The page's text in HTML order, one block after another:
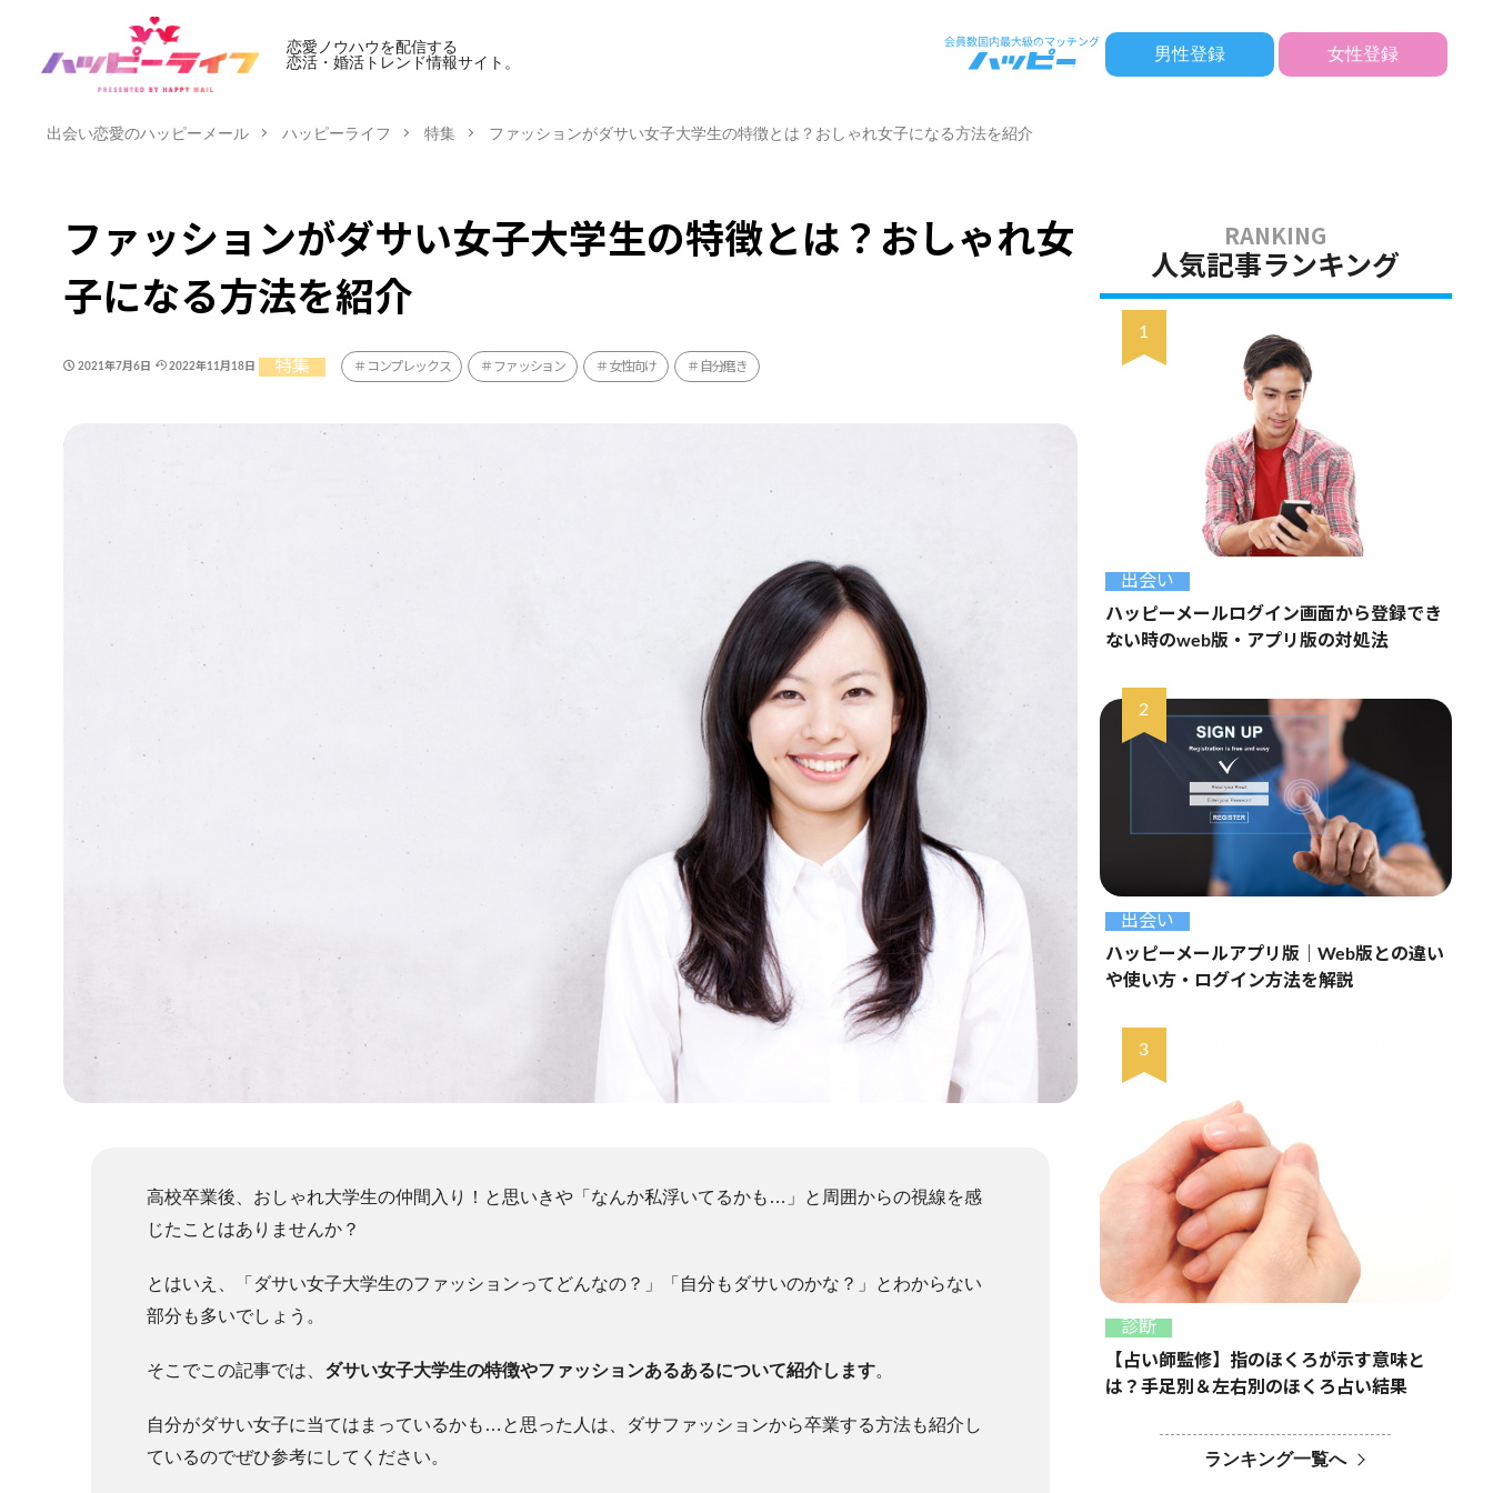
恋愛ノウハウを配信する
恋活・婚活トレンド情報サイト。
男性登録 女性登録
出会い恋愛のハッピーメール ハッピーライフ 特集 ファッションがダサい女子大学生の特徴とは？おしゃれ女子になる方法を紹介
ファッションがダサい女子大学生の特徴とは？おしゃれ女
子になる方法を紹介
2021年7月6日 2022年11月18日 特集 コンプレックス ファッション 女性向け 自分磨き
高校卒業後、おしゃれ大学生の仲間入り！と思いきや「なんか私浮いてるかも…」と周囲からの視線を感
じたことはありませんか？
とはいえ、「ダサい女子大学生のファッションってどんなの？」「自分もダサいのかな？」とわからない
部分も多いでしょう。
そこでこの記事では、 ダサい女子大学生の特徴やファッションあるあるについて紹介します。
自分がダサい女子に当てはまっているかも…と思った人は、ダサファッションから卒業する方法も紹介し
ているのでぜひ参考にしてください。
人気記事ランキング
出会い
ハッピーメールログイン画面から登録でき
ない時のweb版・アプリ版の対処法
出会い
ハッピーメールアプリ版｜Web版との違い
や使い方・ログイン方法を解説
診断
【占い師監修】指のほくろが示す意味と
は？手足別＆左右別のほくろ占い結果
ランキング一覧へ